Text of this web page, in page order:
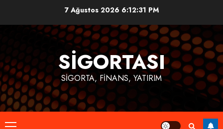
7 Ağustos 2026 6:12:31 PM
SIGORTASI
SIGORTA, FINANS, YATIRIM